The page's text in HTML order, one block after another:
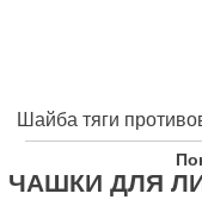
Шайба тяги
ЧАШКИ ДЛЯ